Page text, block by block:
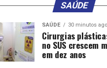
SAÚDE
SAÚDE 30 minutos ago
Cirurgias
no SUS crescem
em dez anos